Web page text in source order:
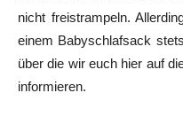
nicht freistrampeln.
einem Babyschlafsack
über die wir euch hier auf
informieren.